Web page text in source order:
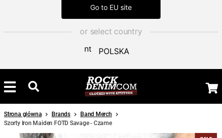
Go to EU site
or select country
POLSKA
Strona główna Brands
Band Merch
Szorty Iron Maiden FOTD Savage - Czarne